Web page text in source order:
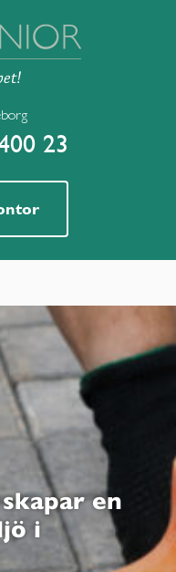
23
en
i